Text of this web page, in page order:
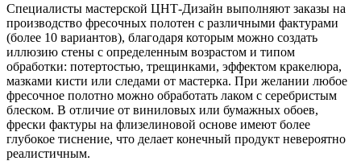
Специалисты мастерской ЦНТ-Дизайн выполняют заказы на
производство фресочных полотен с различными фактурами
(более 10 вариантов), благодаря которым можно создать
иллюзию стены с определенным возрастом и типом
обработки: потертостью, трещинками, эффектом кракелюра,
мазками кисти или следами от мастерка. При желании любое
фресочное полотно можно обработать лаком с серебристым
блеском. В отличие от виниловых или бумажных обоев,
фрески фактуры на флизелиновой основе имеют более
глубокое тиснение, что делает конечный продукт невероятно
реалистичным.